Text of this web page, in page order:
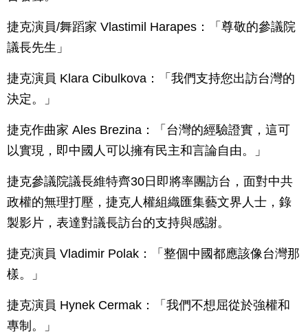
捷克演員/舞蹈家 Vlastimil Harapes：「尊敬的參議院
議長先生」
捷克演員 Klara Cibulkova：「我們支持您出訪台灣的
決定。」
捷克作曲家 Ales Brezina：「台灣的經驗證實，這可
以實現，即中國人可以擁有民主和言論自由。」
捷克參議院議長維特齊30日即將率團訪台，面對中共
政權的無理打壓，捷克人權組織匯集藝文界人士，錄
製影片，表達對議長訪台的支持與感謝。
捷克演員 Vladimir Polak：「整個中國都應該像台灣那
樣。」
捷克演員 Hynek Cermak：「我們不想屈從於強權和
專制。」